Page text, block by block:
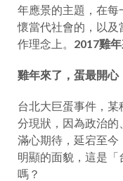
年應景的主題，在
懷當代社會的，以
作理念上。 2017雞
雞年來了，蛋最開
台北大巨蛋事件，
分現狀，因為政治
滿心期待，延宕至
明顯的面貌，這是
嗎？